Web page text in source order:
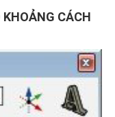
KHOẢNG CÁCH